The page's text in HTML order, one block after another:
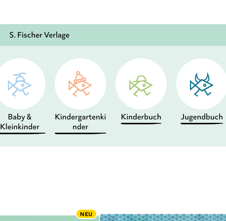
S. Fischer Verlage
Baby &
Kleinkinder
Kindergartenki
nder
Kinderbuch Jugendbuch
NEU